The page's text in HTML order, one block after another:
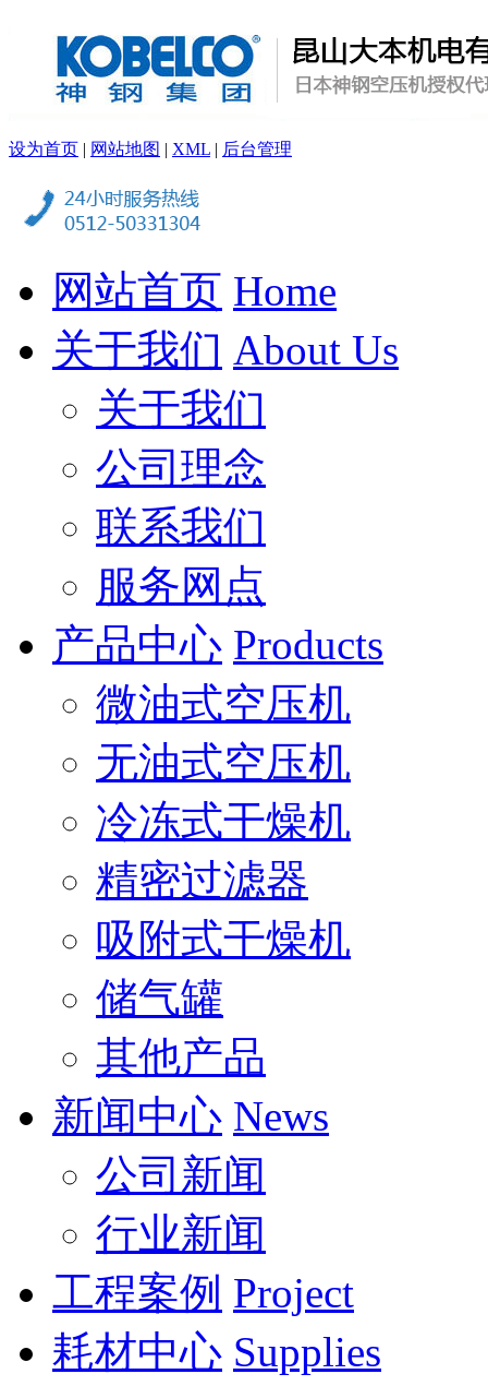
设为首页 | 网站地图 | XML | 后台管理
网站首页 Home
关于我们 About Us
关于我们
公司理念
联系我们
服务网点
产品中心 Products
微油式空压机
无油式空压机
冷冻式干燥机
精密过滤器
吸附式干燥机
储气罐
其他产品
新闻中心 News
公司新闻
行业新闻
工程案例 Project
耗材中心 Supplies